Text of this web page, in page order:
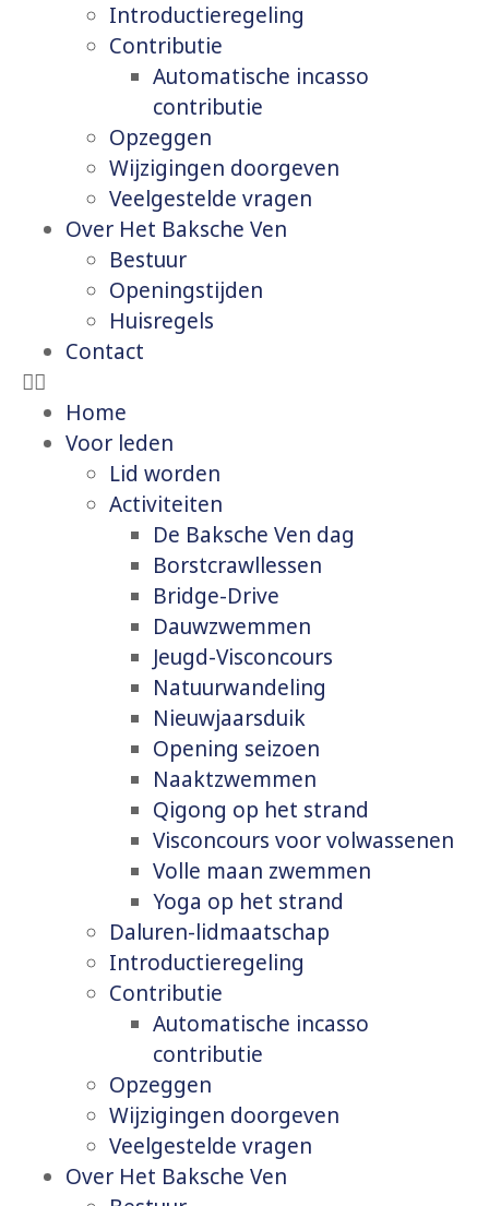
Introductieregeling
Contributie
Automatische incasso
contributie
Opzeggen
Wijzigingen doorgeven
Veelgestelde vragen
Over Het Baksche Ven
Bestuur
Openingstijden
Huisregels
Contact
Home
Voor leden
Lid worden
Activiteiten
De Baksche Ven dag
Borstcrawllessen
Bridge-Drive
Dauwzwemmen
Jeugd-Visconcours
Natuurwandeling
Nieuwjaarsduik
Opening seizoen
Naaktzwemmen
Qigong op het strand
Visconcours voor volwassenen
Volle maan zwemmen
Yoga op het strand
Daluren-lidmaatschap
Introductieregeling
Contributie
Automatische incasso
contributie
Opzeggen
Wijzigingen doorgeven
Veelgestelde vragen
Over Het Baksche Ven